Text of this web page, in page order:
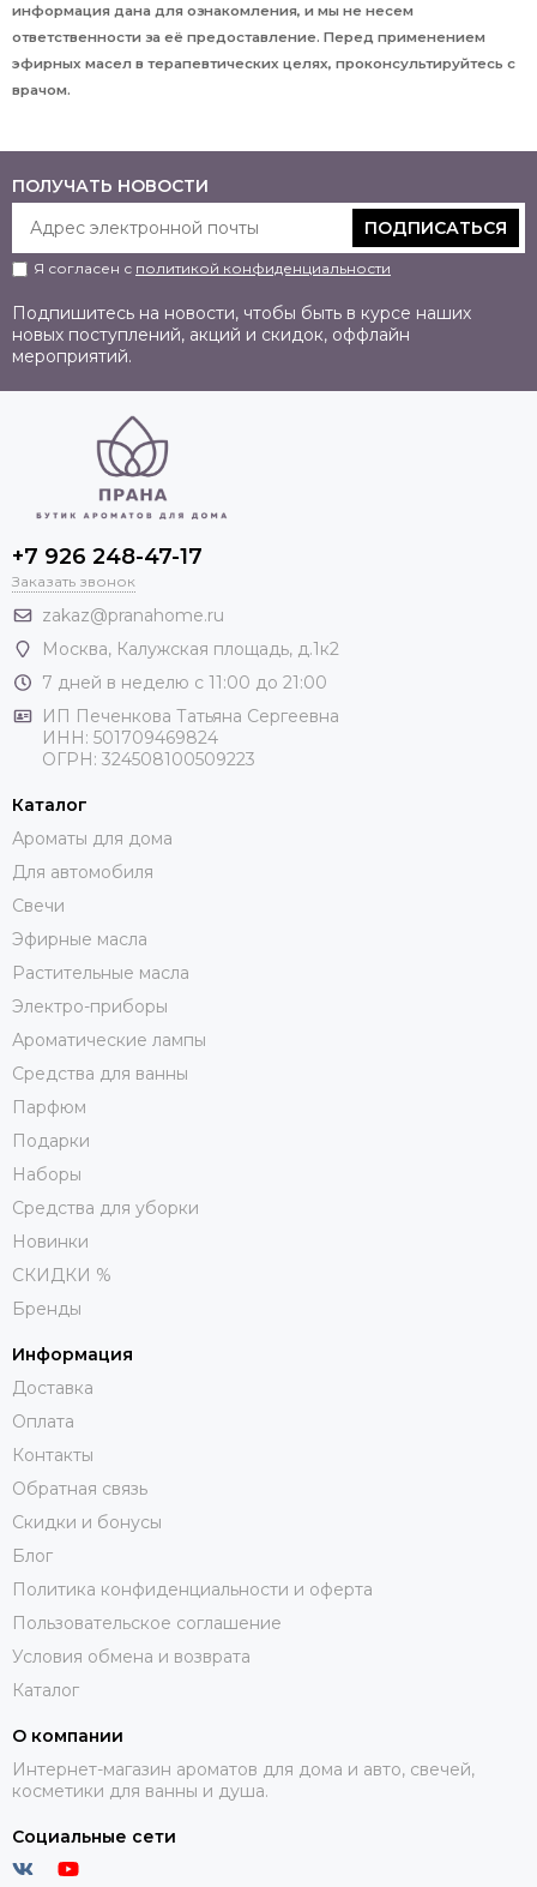
информация дана для ознакомления, и мы не несем
ответственности за её предоставление. Перед применением
эфирных масел в терапевтических целях, проконсультируйтесь с
врачом.
ПОЛУЧАТЬ НОВОСТИ
ПОДПИСАТЬСЯ
Я согласен с политикой конфиденциальности
Подпишитесь на новости, чтобы быть в курсе наших
новых поступлений, акций и скидок, оффлайн
мероприятий.
+7 926 248-47-17
Заказать звонок
zakaz@pranahome.ru
Москва, Калужская площадь, д.1к2
7 дней в неделю с 11:00 до 21:00
ИП Печенкова Татьяна Сергеевна
ИНН: 501709469824
ОГРН: 324508100509223
Каталог
Ароматы для дома
Для автомобиля
Свечи
Эфирные масла
Растительные масла
Электро-приборы
Ароматические лампы
Средства для ванны
Парфюм
Подарки
Наборы
Средства для уборки
Новинки
СКИДКИ %
Бренды
Информация
Доставка
Оплата
Контакты
Обратная связь
Скидки и бонусы
Блог
Политика конфиденциальности и оферта
Пользовательское соглашение
Условия обмена и возврата
Каталог
О компании
Интернет-магазин ароматов для дома и авто, свечей,
косметики для ванны и душа.
Социальные сети